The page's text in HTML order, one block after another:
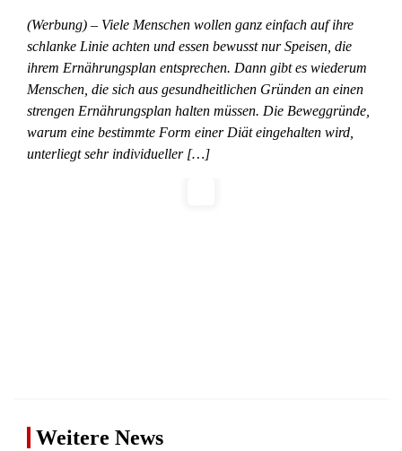
(Werbung) – Viele Menschen wollen ganz einfach auf ihre
schlanke Linie achten und essen bewusst nur Speisen, die
ihrem Ernährungsplan entsprechen. Dann gibt es wiederum
Menschen, die sich aus gesundheitlichen Gründen an einen
strengen Ernährungsplan halten müssen. Die Beweggründe,
warum eine bestimmte Form einer Diät eingehalten wird,
unterliegt sehr individueller […]
Weitere News